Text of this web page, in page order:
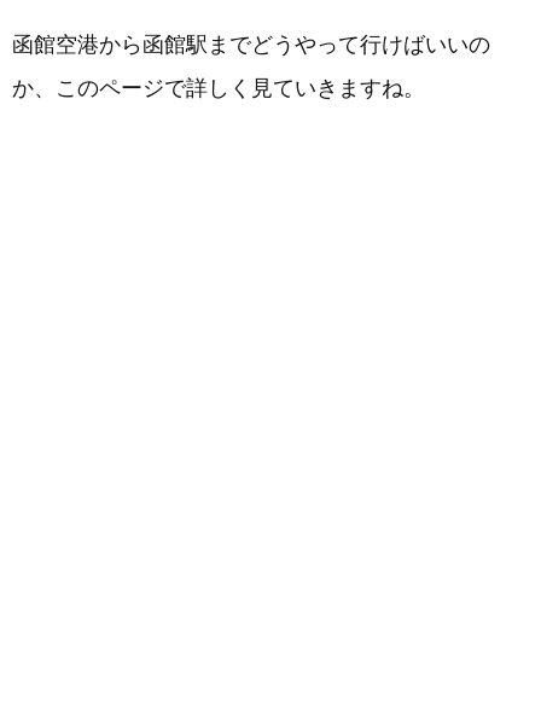
函館空港から函館駅までどうやって行けばいいの
か、このページで詳しく見ていきますね。